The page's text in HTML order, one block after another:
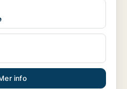
info